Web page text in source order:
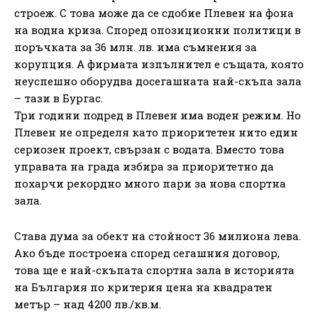
строеж. С това може да се сдобие Плевен на фона
на водна криза. Според опозиционни политици в
поръчката за 36 млн. лв. има съмнения за
корупция. А фирмата изпълнител е същата, която
неуспешно оборудва досегашната най-скъпа зала
– тази в Бургас.
Три години подред в Плевен има воден режим. Но
Плевен не определя като приоритетен нито един
сериозен проект, свързан с водата. Вместо това
управата на града избира за приоритетно да
похарчи рекордно много пари за нова спортна
зала.
Става дума за обект на стойност 36 милиона лева.
Ако бъде построена според сегашния договор,
това ще е най-скъпата спортна зала в историята
на България по критерия цена на квадратен
метър – над 4200 лв./кв.м.